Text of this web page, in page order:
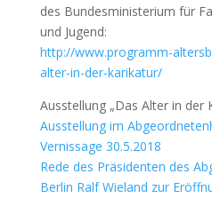
des Bundesministerium für
und Jugend:
http://www.programm-
alter-in-der-karikatur/
Ausstellung „Das Alter in der
Ausstellung im
Vernissage 30.5.2018
Rede des Präsidenten des
Berlin Ralf Wieland zur